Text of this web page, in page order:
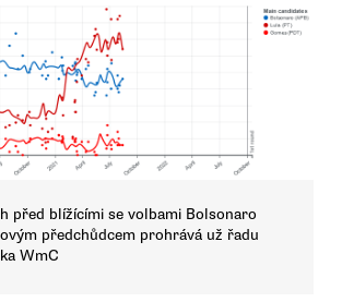
před blížícími se volbami Bolsonaro
předchůdcem prohrává už řadu
WmC